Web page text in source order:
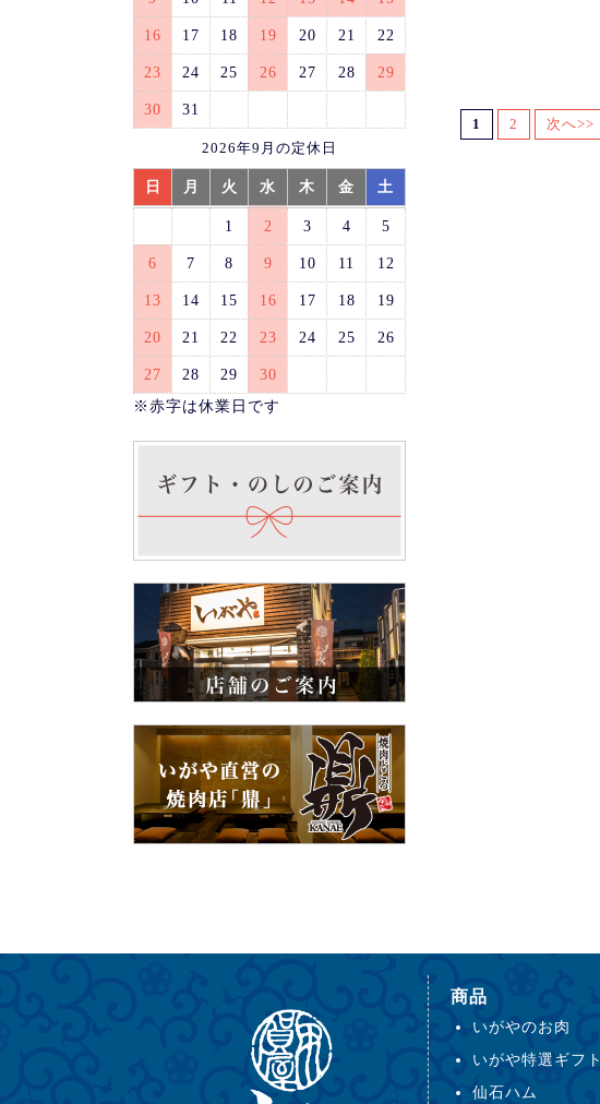
1 2 次へ>>
16 17 18 19 20 21 22
23 24 25 26 27 28 29
30 31
2026年9月の定休日
日 月 火 水 木 金 土
1 2 3 4 5
6 7 8 9 10 11 12
13 14 15 16 17 18 19
20 21 22 23 24 25 26
27 28 29
30
※赤字は休業日です
商品
いがやのお肉
いがや特選ギフト
仙石ハム